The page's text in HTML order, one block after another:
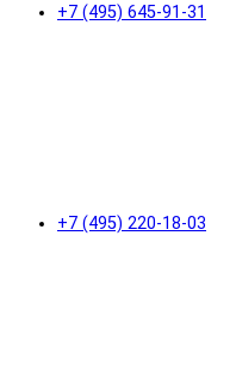
+7 (495) 645-91-31
+7 (495) 220-18-03